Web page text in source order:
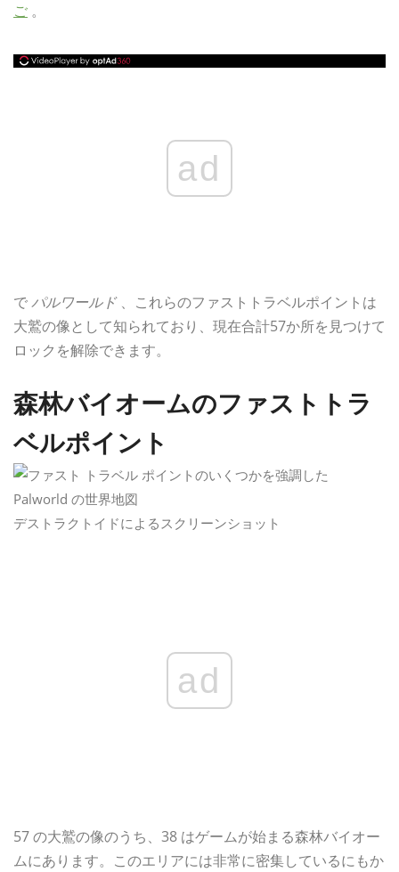
ご 。
ad
でパルワールド、これらのファストトラベルポイントは
大鷲の像として知られており、現在合計57か所を見つけて
ロックを解除できます。
森林バイオームのファストトラ
ベルポイント
デストラクトイドによるスクリーンショット
ad
57 の大鷲の像のうち、38 はゲームが始まる森林バイオー
ムにあります。このエリアには非常に密集しているにもか